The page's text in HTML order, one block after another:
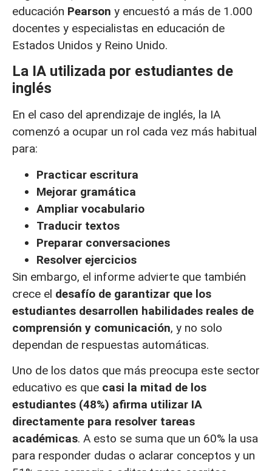
educación Pearson y encuestó a más de 1.000
docentes y especialistas en educación de
Estados Unidos y Reino Unido.
La IA utilizada por estudiantes de
inglés
En el caso del aprendizaje de inglés, la IA
comenzó a ocupar un rol cada vez más habitual
para:
Practicar escritura
Mejorar gramática
Ampliar vocabulario
Traducir textos
Preparar conversaciones
Resolver ejercicios
Sin embargo, el informe advierte que también
crece el desafío de garantizar que los
estudiantes desarrollen habilidades reales de
comprensión y comunicación, y no solo
dependan de respuestas automáticas.
Uno de los datos que más preocupa este sector
educativo es que casi la mitad de los
estudiantes (48%) afirma utilizar IA
directamente para resolver tareas
académicas. A esto se suma que un 60% la usa
para responder dudas o aclarar conceptos y un